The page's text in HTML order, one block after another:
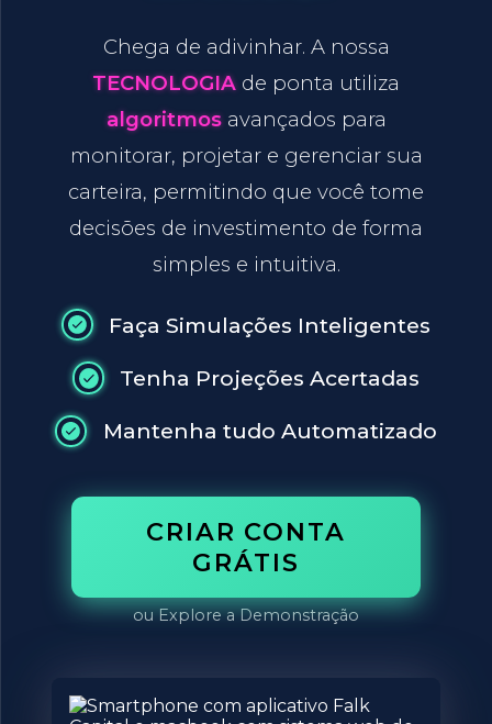
Chega de adivinhar. A nossa
TECNOLOGIA de ponta utiliza
algoritmosavançados para
monitorar, projetar e gerenciar sua
carteira, permitindo que você tome
decisões de investimento de forma
simples e intuitiva.
Faça Simulações Inteligentes
Tenha Projeções Acertadas
Mantenha tudo Automatizado
CRIAR CONTA
GRÁTIS
ou Explore a Demonstração